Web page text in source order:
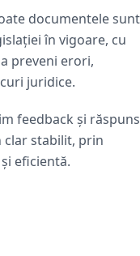
documentele sunt
în vigoare, cu
preveni erori,
juridice.
feedback și răspuns
stabilit, prin
eficientă.